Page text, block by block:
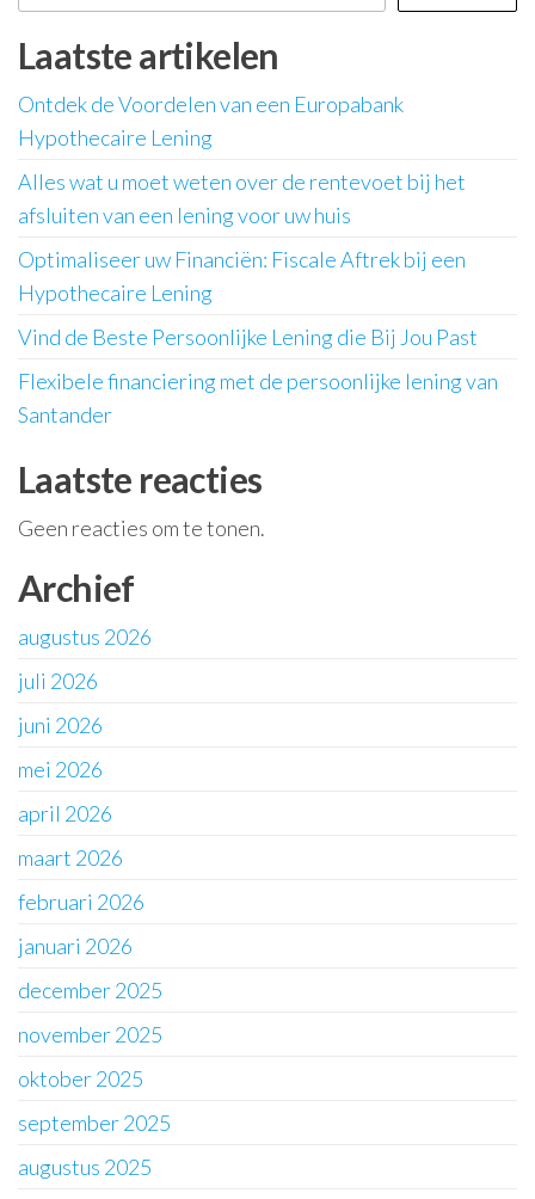
Laatste artikelen
Ontdek de Voordelen van een Europabank
Hypothecaire Lening
Alles wat u moet weten over de rentevoet bij het
afsluiten van een lening voor uw huis
Optimaliseer uw Financiën: Fiscale Aftrek bij een
Hypothecaire Lening
Vind de Beste Persoonlijke Lening die Bij Jou Past
Flexibele financiering met de persoonlijke lening van
Santander
Laatste reacties
Geen reacties om te tonen.
Archief
augustus 2026
juli 2026
juni 2026
mei 2026
april 2026
maart 2026
februari 2026
januari 2026
december 2025
november 2025
oktober 2025
september 2025
augustus 2025